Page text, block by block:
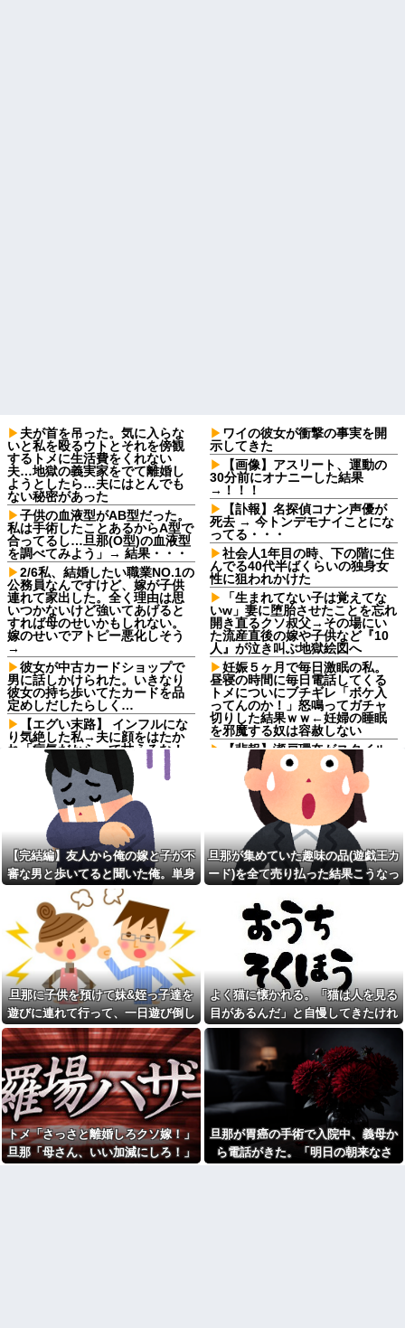
夫が首を吊った。気に入らな
いと私を殴るウトとそれを傍観
するトメに生活費をくれない
夫…地獄の義実家をでて離婚し
ようとしたら…夫にはとんでも
ない秘密があった
子供の血液型がAB型だった。
私は手術したことあるからA型で
合ってるし…旦那(O型)の血液型
を調べてみよう」→ 結果・・・
2/6私、結婚したい職業NO.1の
公務員なんですけど、嫁が子供
連れて家出した。全く理由は思
いつかないけど強いてあげると
すれば母のせいかもしれない。
嫁のせいでアトピー悪化しそう
→
彼女が中古カードショップで
男に話しかけられた。いきなり
彼女の持ち歩いてたカードを品
定めしだしたらしく…
【エグい末路】 インフルにな
り気絶した私→夫に顔をはたか
れ「病気だからって甘えるな！
旦那様の為に家事をしろ！」夫
が無職になった時、私「無職が
甘えるな」と復讐し続けた結
「2年間、たぶん1日4回は握っ
てた」ラスベガスで買った3,000
円のキーホルダーを調べたら
みい山作者、みいちゃんでチ
ー牛なのではという疑惑が生ま
れるｗｗｗｗｗｗｗ
【画像】恋する女さん、ネッ
ト民が驚愕する大変身を遂げて
しまう←コレは凄過ぎるw w w
w w w w w
【画像】東京のライオンさ
ん、溶けるｗｗｗｗｗｗｗｗｗ
ｗｗｗｗｗｗｗｗｗｗｗｗｗ
【衝撃】蓮舫「蓮舫だから叩
いて良いという報道に向き合い
ます！」X民「高市だから叩いて
良いをやってるのがお前だろ」
←これ…w w
【画像】セブンイレブンのバ
イト「AIにちいかわの画像を食
わせてっと………できた！」
告白してきた会社の同僚と結
婚したが１か月たたずにレスに
→俺「〇〇だから夜を拒否する
のか！」嫁「そうｗあんたはた
ワイの彼女が衝撃の事実を開
示してきた
【画像】アスリート、運動の
30分前にオナニーした結果
→！！！
【訃報】名探偵コナン声優が
死去 → 今トンデモナイことにな
ってる・・・
社会人1年目の時、下の階に住
んでる40代半ばくらいの独身女
性に狙われかけた
「生まれてない子は覚えてな
いw」妻に堕胎させたことを忘れ
開き直るクソ叔父→その場にい
た流産直後の嫁や子供など『10
人』が泣き叫ぶ地獄絵図へ
妊娠５ヶ月で毎日激眠の私。
昼寝の時間に毎日電話してくる
トメについにブチギレ「ボケ入
ってんのか！」怒鳴ってガチャ
切りした結果ｗｗ←妊婦の睡眠
を邪魔する奴は容赦しない
【悲報】瀬戸環奈がスタイル
よすぎて一般男性が隣に並ぶと
チンチクリンに見えてしまう
【悲報】瀬戸環奈がスタイル
よすぎて一般男性が隣に並ぶと
チンチクリンに見えてしまう
母が難病発覚で突然の離婚希
望、その理由が30年前の夫の不
倫！？
X収益化、終了へ インプレゾ
か！？他
【悲報】スマホゲーム業界、
ガチで限界へ…「サ終」相次ぎ
倒産が過去最多ペース “当たれ
ば一攫千金”の時代が終わる
嫁「これってさ、浮気だよ
ね？」俺「まぁそういうことに
なりますかね」
本屋に現れた異臭＆浮浪者風
の男、ペタンコのボストンバッ
グをパンパンにして無会計で退
店！Gメンに確保され「なん
で？」と本気で困惑ｗｗｗ
警察や検察が冤罪率をデータ
として公表すべきだと思う
ウトメ「離婚しなさい」私夫
婦「！？」コトメ「いかがわし
いお店に入ってくのを見た！特
徴が一緒」夫「コトメはなんで
【完結編】友人から俺の嫁と子が不
審な男と歩いてると聞いた俺。単身
赴任先から興信所に相談した結果
旦那が集めていた趣味の品(遊戯王カ
ード)を全て売り払った結果こうなっ
旦那に子供を預けて妹&姪っ子達を
遊びに連れて行って、一日遊び倒し
た。すると、旦那と喧嘩になってし
まい...
よく猫に懐かれる。「猫は人を見る
目があるんだ」と自慢してきたけれ
ど、今日たまたま読んだ記事である
ことを目にした
トメ「さっさと離婚しろクソ嫁！」
旦那「母さん、いい加減にしろ！」
旦那が胃癌の手術で入院中、義母か
ら電話がきた。「明日の朝来なさ